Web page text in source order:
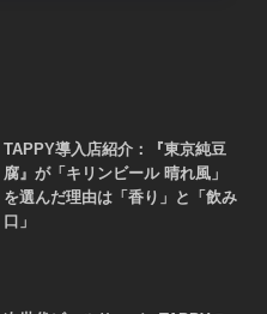
TAPPY導入店紹介：『東京純豆
腐』が「キリンビール 晴れ風」
を選んだ理由は「香り」と「飲み
口」